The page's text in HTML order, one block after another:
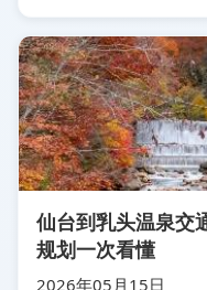
仙台到乳头温泉交
规划一次看懂
2026年05月15日